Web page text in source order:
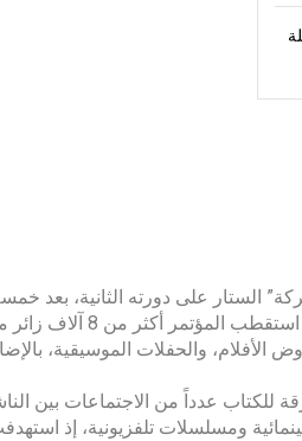
الستار على دورته الثانية، بعد
صناعات الإبداعية في
الأفلام، والحفلات الموسيقية،
للكتاب عدداً من الاجتماعات بين
ومسلسلات تلفزيونية، إذ